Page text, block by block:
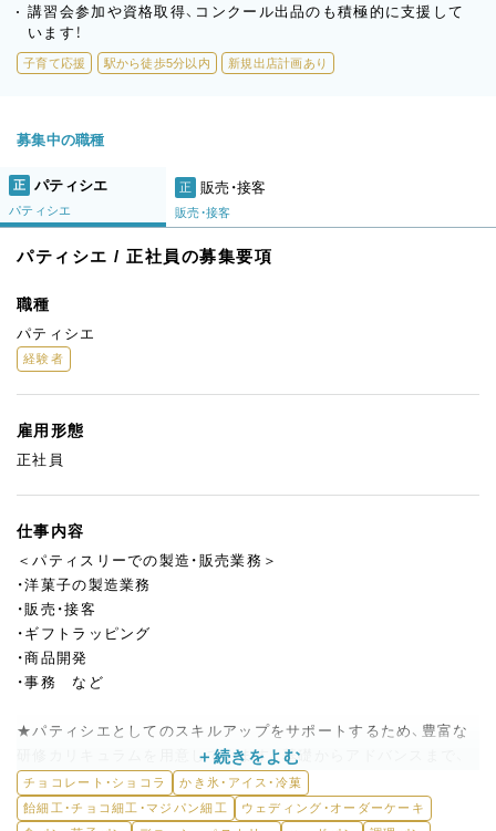
講習会参加や資格取得、コンクール出品のも積極的に支援して
います！
子育て応援 駅から徒歩5分以内 新規出店計画あり
募集中の職種
正 パティシエ
パティシエ
正 販売・接客
販売・接客
パティシエ / 正社員の募集要項
職種
パティシエ
経験者
雇用形態
正社員
仕事内容
＜パティスリーでの製造・販売業務＞
・洋菓子の製造業務
・販売・接客
・ギフトラッピング
・商品開発
・事務 など
★パティシエとしてのスキルアップをサポートするため、豊富な
研修カリキュラムを用意しています。基礎からアドバンスまで、
体系的な研修カリキュラムを用意しています。熱意と向上心のあ
る方を最大限サポートします。
チョコレート・ショコラ
かき氷・アイス・冷菓
飴細工・チョコ細工・マジパン細工
ウェディング・オーダーケーキ